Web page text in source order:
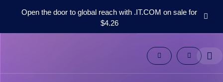
Open the door to global reach with .IT.COM on sale for
$4.26
mercado